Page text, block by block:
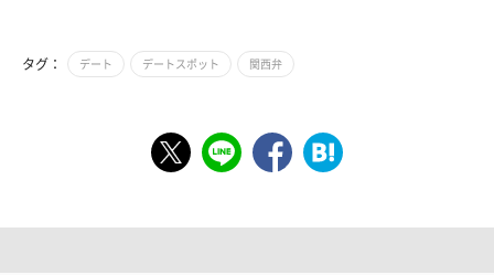
タグ： デート デートスポット 関西弁